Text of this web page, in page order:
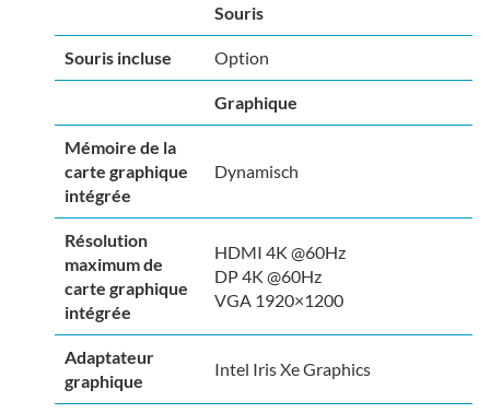
Souris
Souris incluse Option
Graphique
Mémoire de la
carte graphique
intégrée
Dynamisch
Résolution
maximum de
carte graphique
intégrée
HDMI 4K @60Hz
DP 4K @60Hz
VGA 1920×1200
Adaptateur
graphique
Intel Iris Xe Graphics